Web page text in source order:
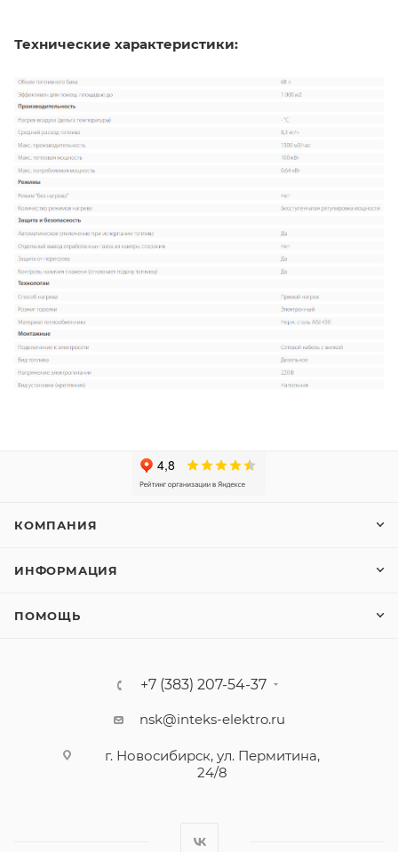
Технические характеристики:
КОМПАНИЯ
ИНФОРМАЦИЯ
ПОМОЩЬ
+7 (383) 207-54-37
nsk@inteks-elektro.ru
г. Новосибирск, ул. Пермитина,
24/8